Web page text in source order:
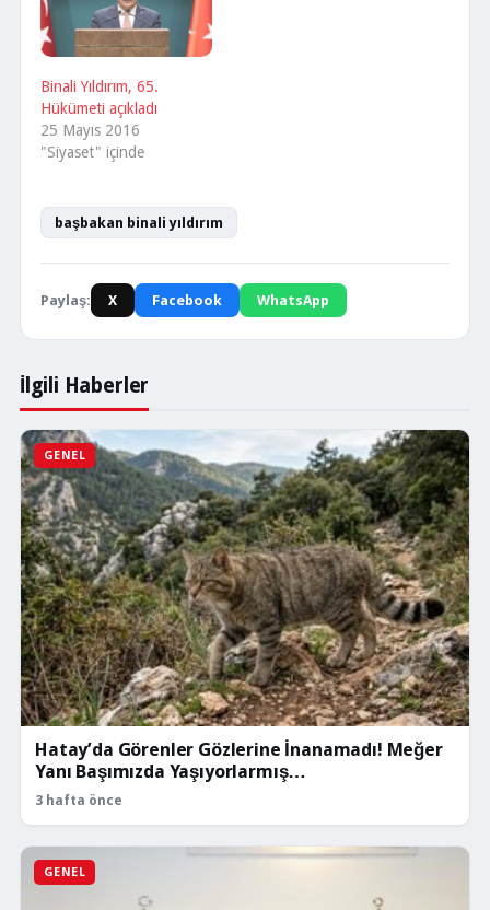
Binali Yıldırım, 65.
Hükümeti açıkladı
25 Mayıs 2016
"Siyaset" içinde
başbakan binali yıldırım
Paylaş: X Facebook WhatsApp
İlgili Haberler
GENEL
Hatay’da Görenler Gözlerine İnanamadı! Meğer
Yanı Başımızda Yaşıyorlarmış…
3 hafta önce
GENEL